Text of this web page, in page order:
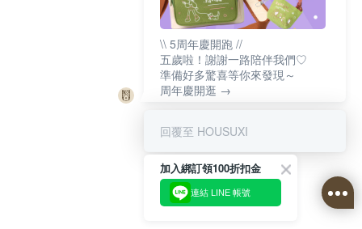
\\ 5周年慶開跑 //
五歲啦！謝謝一路陪伴我們♡
準備好多驚喜等你來發現～
周年慶開逛 →
回覆至 HOUSUXI
加入綁訂領100折扣金
連結 LINE 帳號